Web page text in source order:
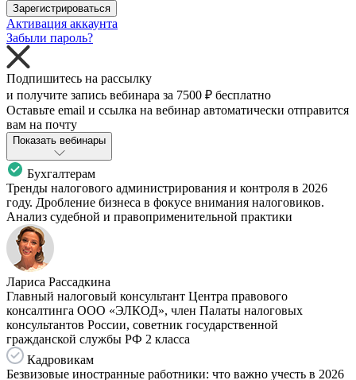
Зарегистрироваться
Активация аккаунта
Забыли пароль?
Подпишитесь на рассылку
и получите запись вебинара за 7500 ₽ бесплатно
Оставьте email и ссылка на вебинар автоматически отправится
вам на почту
Показать вебинары
Бухгалтерам
Тренды налогового администрирования и контроля в 2026
году. Дробление бизнеса в фокусе внимания налоговиков.
Анализ судебной и правоприменительной практики
Лариса Рассадкина
Главный налоговый консультант Центра правового
консалтинга ООО «ЭЛКОД», член Палаты налоговых
консультантов России, советник государственной
гражданской службы РФ 2 класса
Кадровикам
Безвизовые иностранные работники: что важно учесть в 2026